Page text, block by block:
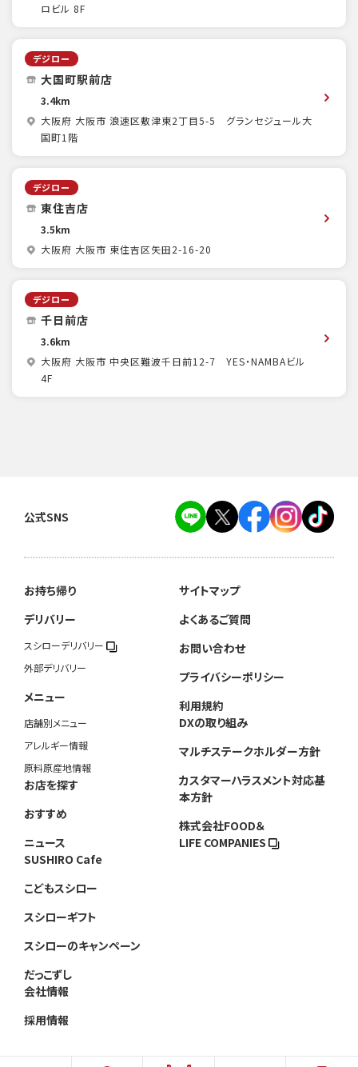
ロビル 8F
デジロー
大国町駅前店
3.4km
大阪府 大阪市 浪速区敷津東2丁目5-5 グランセジュール大
国町1階
デジロー
東住吉店
3.5km
大阪府 大阪市 東住吉区矢田2-16-20
デジロー
千日前店
3.6km
大阪府 大阪市 中央区難波千日前12-7 YES・NAMBAビル
4F
公式SNS
お持ち帰り
デリバリー
スシローデリバリー
外部デリバリー
メニュー
店舗別メニュー
アレルギー情報
原料原産地情報
お店を探す
おすすめ
ニュース
SUSHIRO Cafe
こどもスシロー
スシローギフト
スシローのキャンペーン
だっこずし
会社情報
採用情報
サイトマップ
よくあるご質問
お問い合わせ
プライバシーポリシー
利用規約
DXの取り組み
マルチステークホルダー方針
カスタマーハラスメント対応基
本方針
株式会社FOOD＆
LIFE COMPANIES